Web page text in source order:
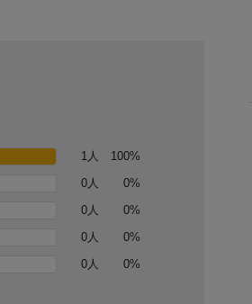
1人
100%
0人
0%
0人
0%
0人
0%
0人
0%